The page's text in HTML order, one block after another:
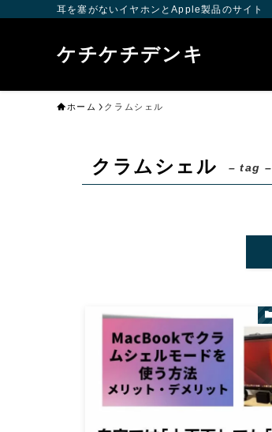
耳を塞がないイヤホンとApple製品のサイト
ケチケチデンキ
ホーム クラムシェル
クラムシェル – tag –